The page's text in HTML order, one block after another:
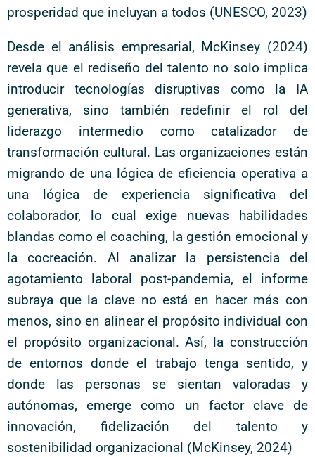
prosperidad que incluyan a todos (UNESCO, 2023)
Desde el análisis empresarial, McKinsey (2024)
revela que el rediseño del talento no solo implica
introducir tecnologías disruptivas como la IA
generativa, sino también redefinir el rol del
liderazgo intermedio como catalizador de
transformación cultural. Las organizaciones están
migrando de una lógica de eficiencia operativa a
una lógica de experiencia significativa del
colaborador, lo cual exige nuevas habilidades
blandas como el coaching, la gestión emocional y
la cocreación. Al analizar la persistencia del
agotamiento laboral post-pandemia, el informe
subraya que la clave no está en hacer más con
menos, sino en alinear el propósito individual con
el propósito organizacional. Así, la construcción
de entornos donde el trabajo tenga sentido, y
donde las personas se sientan valoradas y
autónomas, emerge como un factor clave de
innovación, fidelización del talento y
sostenibilidad organizacional (McKinsey, 2024)